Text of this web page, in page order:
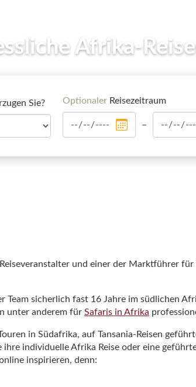
Sie? Optionaler Reisezeitraum
–
und einer der Marktführer
sicherlich fast 16 Jahre im südlichen
unter anderem für Safaris in Afrika
in Südafrika, auf Tansania-Reisen
ihre individuelle Afrika Reise oder eine
inspirieren, denn: